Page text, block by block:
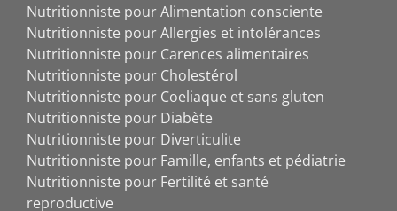
Nutritionniste pour Alimentation consciente
Nutritionniste pour Allergies et intolérances
Nutritionniste pour Carences alimentaires
Nutritionniste pour Cholestérol
Nutritionniste pour Coeliaque et sans gluten
Nutritionniste pour Diabète
Nutritionniste pour Diverticulite
Nutritionniste pour Famille, enfants et pédiatrie
Nutritionniste pour Fertilité et santé
reproductive